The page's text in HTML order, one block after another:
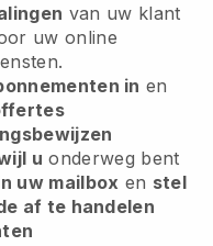
van uw klant
uw online
in en
u onderweg bent
uw mailbox en stel
af te handelen